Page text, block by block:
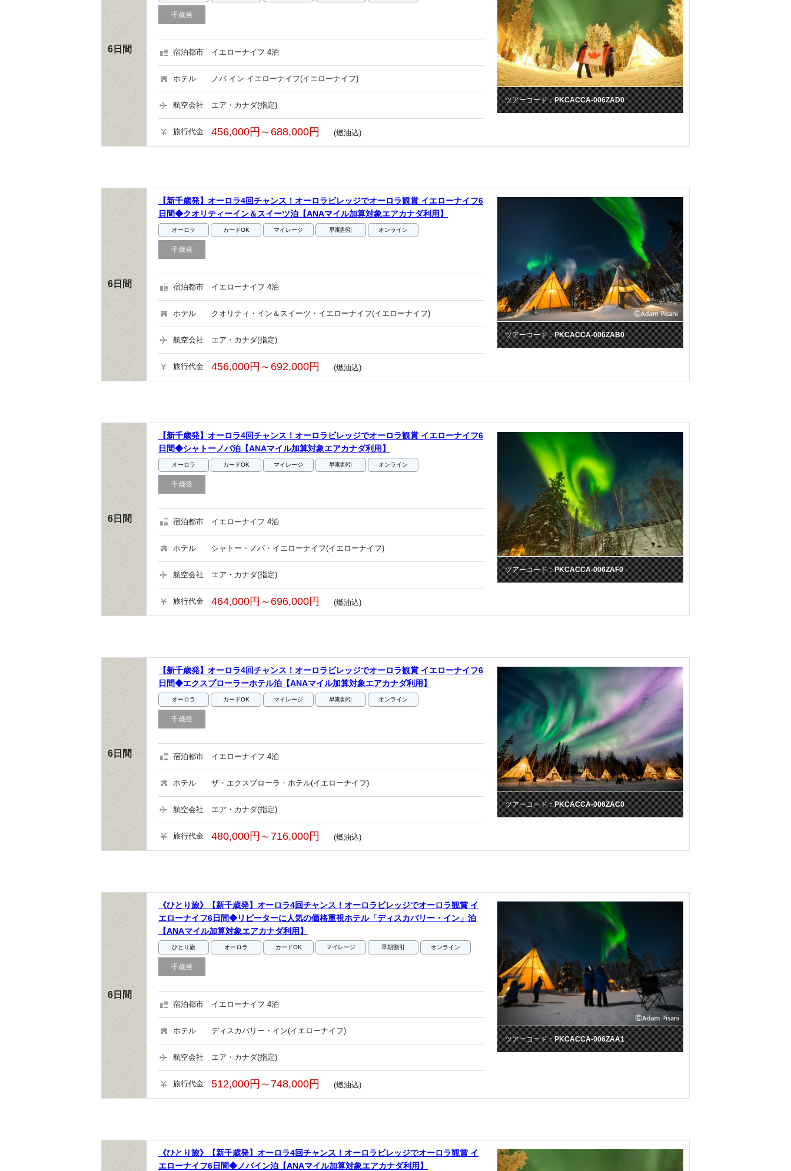
6日間
千歳発
宿泊都市 イエローナイフ 4泊
ホテル ノバ イン イエローナイフ(イエローナイフ)
航空会社 エア・カナダ(指定)
旅行代金 456,000円～688,000円 (燃油込)
ツアーコード：PKCACCA-006ZAD0
6日間
【新千歳発】オーロラ4回チャンス！オーロラビレッジでオーロラ観賞 イエローナイフ6
日間◆クオリティーイン＆スイーツ泊【ANAマイル加算対象エアカナダ利用】
オーロラ カードOK マイレージ 早期割引 オンライン
千歳発
宿泊都市 イエローナイフ 4泊
ホテル クオリティ・イン＆スイーツ・イエローナイフ(イエローナイフ)
航空会社 エア・カナダ(指定)
旅行代金 456,000円～692,000円 (燃油込)
ツアーコード：PKCACCA-006ZAB0
6日間
【新千歳発】オーロラ4回チャンス！オーロラビレッジでオーロラ観賞 イエローナイフ6
日間◆シャトーノバ泊【ANAマイル加算対象エアカナダ利用】
オーロラ カードOK マイレージ 早期割引 オンライン
千歳発
宿泊都市 イエローナイフ 4泊
ホテル シャトー・ノバ・イエローナイフ(イエローナイフ)
航空会社 エア・カナダ(指定)
旅行代金 464,000円～696,000円 (燃油込)
ツアーコード：PKCACCA-006ZAF0
6日間
【新千歳発】オーロラ4回チャンス！オーロラビレッジでオーロラ観賞 イエローナイフ6
日間◆エクスプローラーホテル泊【ANAマイル加算対象エアカナダ利用】
オーロラ カードOK マイレージ 早期割引 オンライン
千歳発
宿泊都市 イエローナイフ 4泊
ホテル ザ・エクスプローラ・ホテル(イエローナイフ)
航空会社 エア・カナダ(指定)
旅行代金 480,000円～716,000円 (燃油込)
ツアーコード：PKCACCA-006ZAC0
6日間
《ひとり旅》【新千歳発】オーロラ4回チャンス！オーロラビレッジでオーロラ観賞 イ
エローナイフ6日間◆リピーターに人気の価格重視ホテル「ディスカバリー・イン」泊
【ANAマイル加算対象エアカナダ利用】
ひとり旅 オーロラ カードOK マイレージ 早期割引 オンライン
千歳発
宿泊都市 イエローナイフ 4泊
ホテル ディスカバリー・イン(イエローナイフ)
航空会社 エア・カナダ(指定)
旅行代金 512,000円～748,000円 (燃油込)
ツアーコード：PKCACCA-006ZAA1
《ひとり旅》【新千歳発】オーロラ4回チャンス！オーロラビレッジでオーロラ観賞 イ
エローナイフ6日間◆ノバイン泊【ANAマイル加算対象エアカナダ利用】